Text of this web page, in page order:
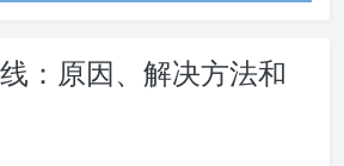
：原因、解决方法和